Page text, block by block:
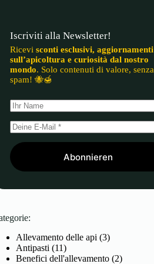
Iscriviti alla Newsletter!
Ricevisconti esclusivi, aggiornamenti
sull’apicoltura e curiosità dal nostro
mondo. Solo contenuti di valore, senza
spam! 🐝🍯
Abonnieren
Allevamento delle api (3)
Antipasti (11)
Benefici dell'allevamento (2)